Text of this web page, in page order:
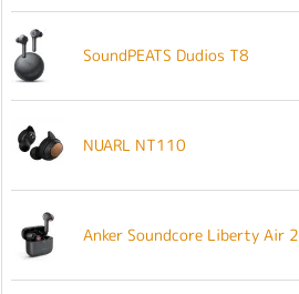
SoundPEATS Dudios T8
NUARL NT110
Anker Soundcore Liberty Air 2